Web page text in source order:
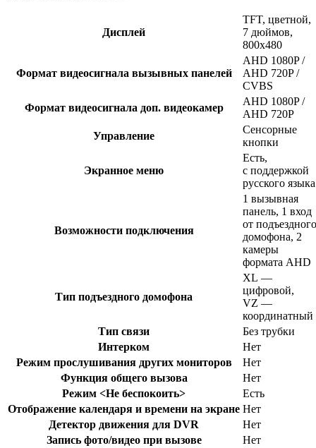
Дисплей
TFT, цветной,
7 дюймов,
800x480
Формат видеосигнала вызывных панелей
AHD 1080P /
AHD 720P /
CVBS
Формат видеосигнала доп. видеокамер
AHD 1080P /
AHD 720P
Управление
Сенсорные
кнопки
Экранное меню
Есть,
с поддержкой
русского языка
Возможности подключения
1 вызывная
панель, 1 вход
от подъездного
домофона, 2
камеры
формата AHD
Тип подъездного домофона
XL —
цифровой,
VZ —
координатный
Тип связи
Без трубки
Интерком
Нет
Режим прослушивания других мониторов
Нет
Функция общего вызова
Нет
Режим <Не беспокоить>
Есть
Отображение календаря и времени на экране Нет
Детектор движения для DVR
Нет
Запись фото/видео при вызове
Нет